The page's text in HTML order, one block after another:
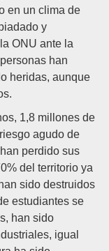
en un clima de
y
ONU ante la
han
heridas, aunque
1,8 millones de
agudo de
perdido sus
del territorio ya
sido destruidos
estudiantes se
han sido
igual